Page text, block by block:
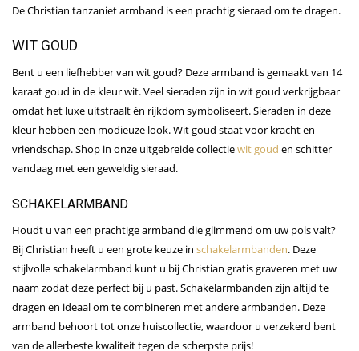
De Christian tanzaniet armband is een prachtig sieraad om te dragen.
WIT GOUD
Bent u een liefhebber van wit goud? Deze armband is gemaakt van 14
karaat goud in de kleur wit. Veel sieraden zijn in wit goud verkrijgbaar
omdat het luxe uitstraalt én rijkdom symboliseert. Sieraden in deze
kleur hebben een modieuze look. Wit goud staat voor kracht en
vriendschap. Shop in onze uitgebreide collectiewit goud en schitter
vandaag met een geweldig sieraad.
SCHAKELARMBAND
Houdt u van een prachtige armband die glimmend om uw pols valt?
Bij Christian heeft u een grote keuze in schakelarmbanden. Deze
stijlvolle schakelarmband kunt u bij Christian gratis graveren met uw
naam zodat deze perfect bij u past. Schakelarmbanden zijn altijd te
dragen en ideaal om te combineren met andere armbanden. Deze
armband behoort tot onze huiscollectie, waardoor u verzekerd bent
van de allerbeste kwaliteit tegen de scherpste prijs!